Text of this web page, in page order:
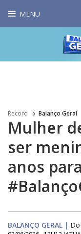
MENU
Record Balanço Geral
Mulher
ser
anos
BALANÇO GERAL |